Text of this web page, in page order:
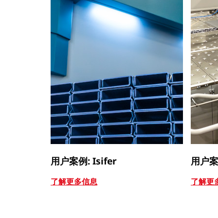
用户案例: Isifer
了解更多信息
用户
了解更